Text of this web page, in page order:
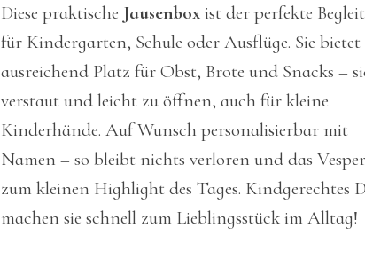
Diese praktische Jausenbox ist der perfekte
für Kindergarten, Schule oder Ausflüge. Sie bietet
ausreichend Platz für Obst, Brote und Snacks –
verstaut und leicht zu öffnen, auch für kleine
Kinderhände. Auf Wunsch personalisierbar mit
Namen – so bleibt nichts verloren und das
zum kleinen Highlight des Tages. Kindgerechtes
machen sie schnell zum Lieblingsstück im Alltag!